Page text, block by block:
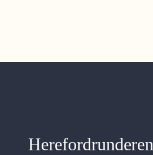
Herefordrunderen